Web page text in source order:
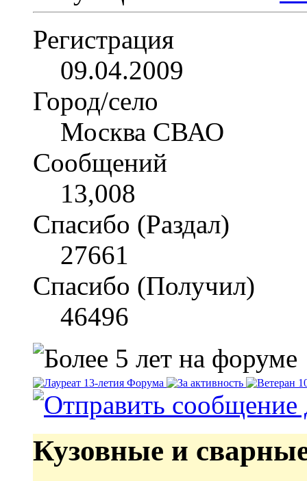
Регистрация
09.04.2009
Город/село
Москва СВАО
Сообщений
13,008
Спасибо (Раздал)
27661
Спасибо (Получил)
46496
Кузовные и